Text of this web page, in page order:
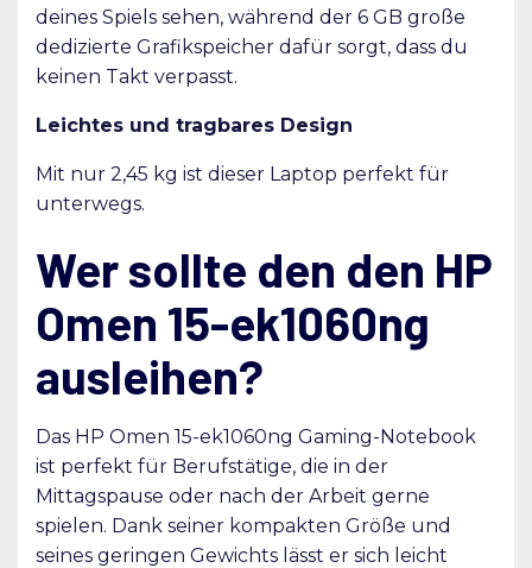
deines Spiels sehen, während der 6 GB große
dedizierte Grafikspeicher dafür sorgt, dass du
keinen Takt verpasst.
Leichtes und tragbares Design
Mit nur 2,45 kg ist dieser Laptop perfekt für
unterwegs.
Wer sollte den den HP
Omen 15-ek1060ng
ausleihen?
Das HP Omen 15-ek1060ng Gaming-Notebook
ist perfekt für Berufstätige, die in der
Mittagspause oder nach der Arbeit gerne
spielen. Dank seiner kompakten Größe und
seines geringen Gewichts lässt er sich leicht